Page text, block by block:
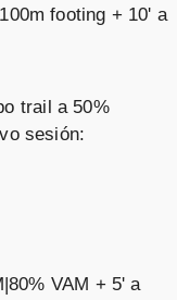
footing + 10' a
trail a 50%
sesión:
VAM + 5' a